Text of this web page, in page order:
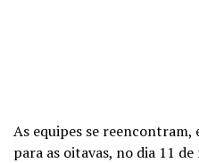
As equipes se reencontram,
para as oitavas, no dia 11